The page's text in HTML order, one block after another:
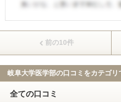
前の10件
岐阜大学医学部の口コミをカテゴリ
全ての口コミ